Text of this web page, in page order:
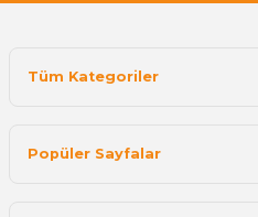
Tüm Kategoriler
Popüler Sayfalar